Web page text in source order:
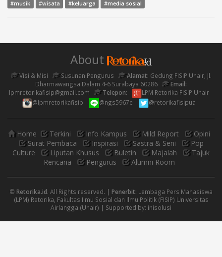
#musik
#wisata #keluarga #media sosial
About
Visi & Misi Susunan Pengurus Alamat: Gedung FISIP Unair, Jl.
Dharmawangsa Dalam 4-6 Surabaya 60286
Email:
lpmretorikafisip@gmail.com
Telepon:
LPM Retorika FISIP Unair
@lpmretorikafisip
@ngs5967e @retorikafisipua
Home Terkini Info Kampus Mild Report
Opini
Surat Pembaca
Inspirasi Sastra & Seni
Pop
Culture
Liputan Khusus Buletin Majalah
Tajuk
Rencana
Pengurus Alumni Room
© Retorika.id. All Rights reserved. | Penerbit: Lembaga Pers Mahasiswa
(LPM) Retorika, Fakultas Ilmu Sosial dan Ilmu Politik (FISIP) Universitas
Airlangga (Unair) | Supported by: inisolusi